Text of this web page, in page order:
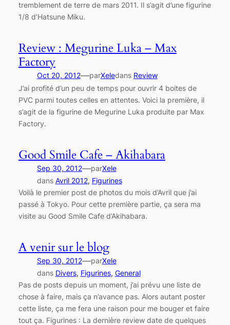
tremblement de terre de mars 2011. Il s’agit d’une figurine
1/8 d’Hatsune Miku.
Review : Megurine Luka – Max
Factory
Oct 20, 2012—parXeledans Review
J’ai profité d’un peu de temps pour ouvrir 4 boites de
PVC parmi toutes celles en attentes. Voici la première, il
s’agit de la figurine de Megurine Luka produite par Max
Factory.
Good Smile Cafe – Akihabara
Sep 30, 2012—parXele
dans Avril 2012, Figurines
Voilà le premier post de photos du mois d’Avril que j’ai
passé à Tokyo. Pour cette première partie, ça sera ma
visite au Good Smile Cafe d’Akihabara.
A venir sur le blog
Sep 30, 2012—parXele
dans Divers, Figurines, General
Pas de posts depuis un moment, j’ai prévu une liste de
chose à faire, mais ça n’avance pas. Alors autant poster
cette liste, ça me fera une raison pour me bouger et faire
tout ça. Figurines : La dernière review date de quelques